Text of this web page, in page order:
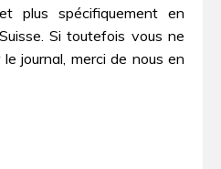
plus spécifiquement en
Si toutefois vous ne
journal, merci de nous en